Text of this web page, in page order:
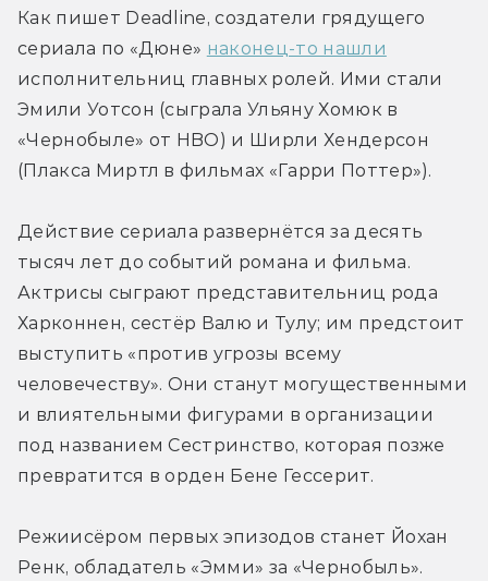
Как пишет Deadline, создатели грядущего
сериала по «Дюне» наконец-то нашли
исполнительниц главных ролей. Ими стали
Эмили Уотсон (сыграла Ульяну Хомюк в
«Чернобыле» от HBO) и Ширли Хендерсон
(Плакса Миртл в фильмах «Гарри Поттер»).
Действие сериала развернётся за десять
тысяч лет до событий романа и фильма.
Актрисы сыграют представительниц рода
Харконнен, сестёр Валю и Тулу; им предстоит
выступить «против угрозы всему
человечеству». Они станут могущественными
и влиятельными фигурами в организации
под названием Сестринство, которая позже
превратится в орден Бене Гессерит.
Режиисёром первых эпизодов станет Йохан
Ренк, обладатель «Эмми» за «Чернобыль».